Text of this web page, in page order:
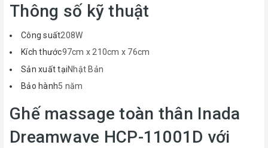
Thông số kỹ thuật
Công suất208W
Kích thước97cm x 210cm x 76cm
Sản xuất tạiNhật Bản
Bảo hành5 năm
Ghế massage toàn thân Inada
Dreamwave HCP-11001D với